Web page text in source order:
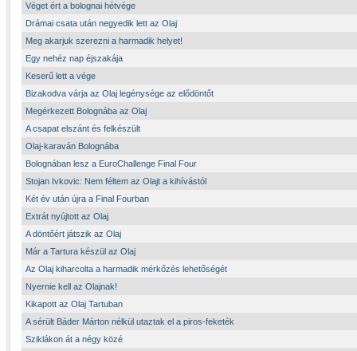
Véget ért a bolognai hétvége
Drámai csata után negyedik lett az Olaj
Meg akarjuk szerezni a harmadik helyet!
Egy nehéz nap éjszakája
Keserű lett a vége
Bizakodva várja az Olaj legénysége az elődöntőt
Megérkezett Bolognába az Olaj
A csapat elszánt és felkészült
Olaj-karaván Bolognába
Bolognában lesz a EuroChallenge Final Four
Stojan Ivkovic: Nem féltem az Olajt a kihívástól
Két év után újra a Final Fourban
Extrát nyújtott az Olaj
A döntőért játszik az Olaj
Már a Tartura készül az Olaj
Az Olaj kiharcolta a harmadik mérkőzés lehetőségét
Nyernie kell az Olajnak!
Kikapott az Olaj Tartuban
A sérült Báder Márton nélkül utaztak el a piros-feketék
Sziklákon át a négy közé